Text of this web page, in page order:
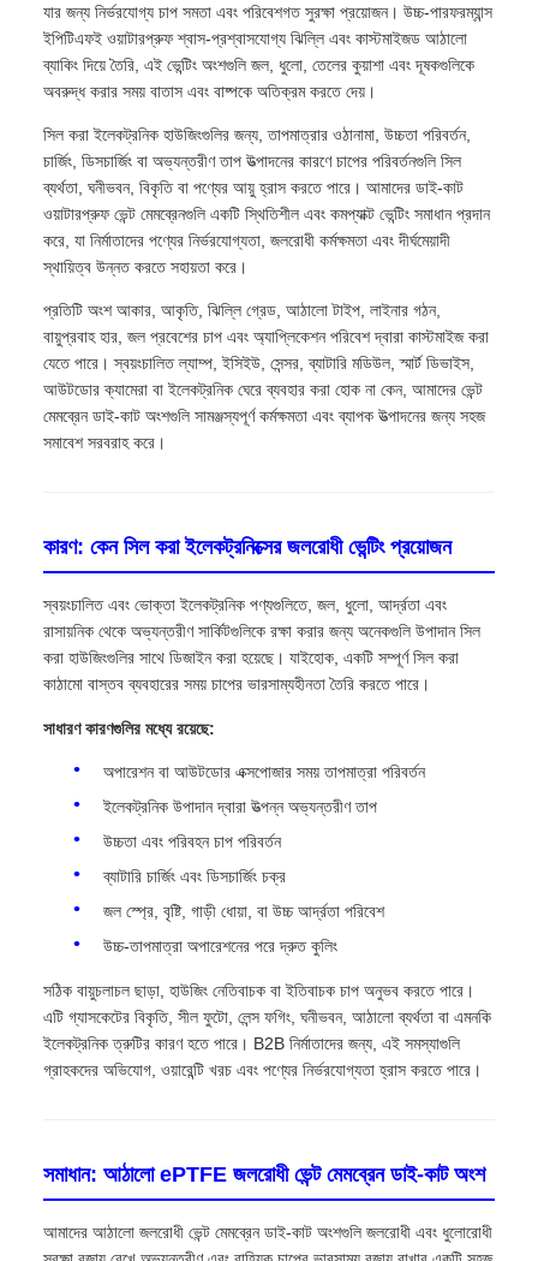
যার জন্য নির্ভরযোগ্য চাপ সমতা এবং পরিবেশগত সুরক্ষা প্রয়োজন। উচ্চ-পারফরম্যান্স
ইপিটিএফই ওয়াটারপ্রুফ শ্বাস-প্রশ্বাসযোগ্য ঝিল্লি এবং কাস্টমাইজড আঠালো
ব্যাকিং দিয়ে তৈরি, এই ভেন্টিং অংশগুলি জল, ধুলো, তেলের কুয়াশা এবং দূষকগুলিকে
অবরুদ্ধ করার সময় বাতাস এবং বাষ্পকে অতিক্রম করতে দেয়।
সিল করা ইলেকট্রনিক হাউজিংগুলির জন্য, তাপমাত্রার ওঠানামা, উচ্চতা পরিবর্তন,
চার্জিং, ডিসচার্জিং বা অভ্যন্তরীণ তাপ উত্পাদনের কারণে চাপের পরিবর্তনগুলি সিল
ব্যর্থতা, ঘনীভবন, বিকৃতি বা পণ্যের আয়ু হ্রাস করতে পারে। আমাদের ডাই-কাট
ওয়াটারপ্রুফ ভেন্ট মেমব্রেনগুলি একটি স্থিতিশীল এবং কমপ্যাক্ট ভেন্টিং সমাধান প্রদান
করে, যা নির্মাতাদের পণ্যের নির্ভরযোগ্যতা, জলরোধী কর্মক্ষমতা এবং দীর্ঘমেয়াদী
স্থায়িত্ব উন্নত করতে সহায়তা করে।
প্রতিটি অংশ আকার, আকৃতি, ঝিল্লি গ্রেড, আঠালো টাইপ, লাইনার গঠন,
বায়ুপ্রবাহ হার, জল প্রবেশের চাপ এবং অ্যাপ্লিকেশন পরিবেশ দ্বারা কাস্টমাইজ করা
যেতে পারে। স্বয়ংচালিত ল্যাম্প, ইসিইউ, সেন্সর, ব্যাটারি মডিউল, স্মার্ট ডিভাইস,
আউটডোর ক্যামেরা বা ইলেকট্রনিক ঘেরে ব্যবহার করা হোক না কেন, আমাদের ভেন্ট
মেমব্রেন ডাই-কাট অংশগুলি সামঞ্জস্যপূর্ণ কর্মক্ষমতা এবং ব্যাপক উত্পাদনের জন্য সহজ
সমাবেশ সরবরাহ করে।
কারণ: কেন সিল করা ইলেকট্রনিক্সের জলরোধী ভেন্টিং প্রয়োজন
স্বয়ংচালিত এবং ভোক্তা ইলেকট্রনিক পণ্যগুলিতে, জল, ধুলো, আর্দ্রতা এবং
রাসায়নিক থেকে অভ্যন্তরীণ সার্কিটগুলিকে রক্ষা করার জন্য অনেকগুলি উপাদান সিল
করা হাউজিংগুলির সাথে ডিজাইন করা হয়েছে। যাইহোক, একটি সম্পূর্ণ সিল করা
কাঠামো বাস্তব ব্যবহারের সময় চাপের ভারসাম্যহীনতা তৈরি করতে পারে।
সাধারণ কারণগুলির মধ্যে রয়েছে:
অপারেশন বা আউটডোর এক্সপোজার সময় তাপমাত্রা পরিবর্তন
ইলেকট্রনিক উপাদান দ্বারা উত্পন্ন অভ্যন্তরীণ তাপ
উচ্চতা এবং পরিবহন চাপ পরিবর্তন
ব্যাটারি চার্জিং এবং ডিসচার্জিং চক্র
জল স্প্রে, বৃষ্টি, গাড়ী ধোয়া, বা উচ্চ আর্দ্রতা পরিবেশ
উচ্চ-তাপমাত্রা অপারেশনের পরে দ্রুত কুলিং
সঠিক বায়ুচলাচল ছাড়া, হাউজিং নেতিবাচক বা ইতিবাচক চাপ অনুভব করতে পারে।
এটি গ্যাসকেটের বিকৃতি, সীল ফুটো, লেন্স ফগিং, ঘনীভবন, আঠালো ব্যর্থতা বা এমনকি
ইলেকট্রনিক ত্রুটির কারণ হতে পারে। B2B নির্মাতাদের জন্য, এই সমস্যাগুলি
গ্রাহকদের অভিযোগ, ওয়ারেন্টি খরচ এবং পণ্যের নির্ভরযোগ্যতা হ্রাস করতে পারে।
সমাধান: আঠালো ePTFE জলরোধী ভেন্ট মেমব্রেন ডাই-কাট অংশ
আমাদের আঠালো জলরোধী ভেন্ট মেমব্রেন ডাই-কাট অংশগুলি জলরোধী এবং ধুলোরোধী